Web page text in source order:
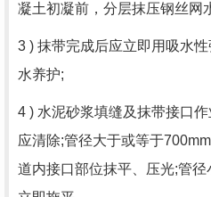
凝土初凝前，分层抹压钢丝网
3 ) 抹带完成后应立即用吸水
水养护;
4 ) 水泥砂浆填缝及抹带接口
应清除;管径大于或等于
道内接口部位抹平、压光;管